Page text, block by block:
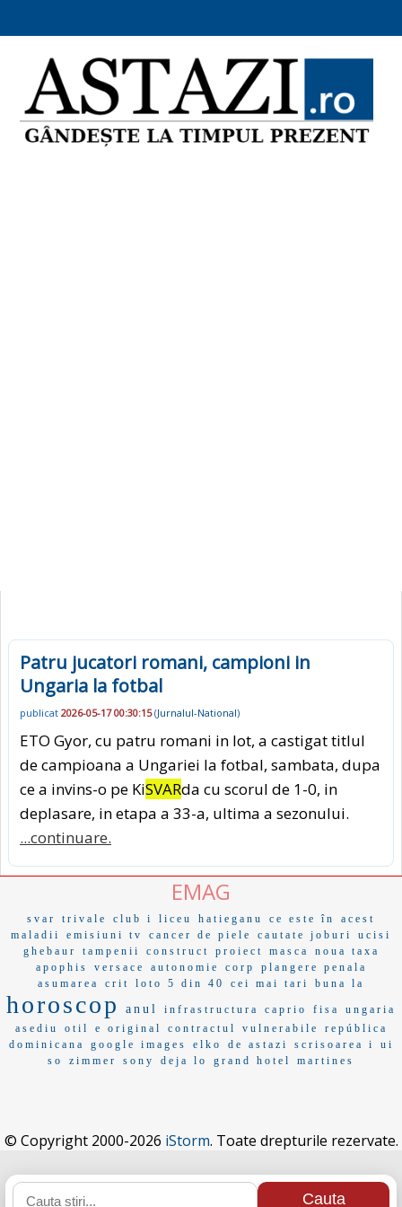
Patru jucatori romani, campioni in
Ungaria la fotbal
publicat 2026-05-17 00:30:15(Jurnalul-National)
ETO Gyor, cu patru romani in lot, a castigat titlul
de campioana a Ungariei la fotbal, sambata, dupa
ce a invins-o pe KiSVARda cu scorul de 1-0, in
deplasare, in etapa a 33-a, ultima a sezonului.
...continuare.
EMAG
svar trivale club i liceu hatieganu ce este în
acest
maladii
emisiuni tv cancer de piele cautate joburi
ucisi
ghebaur
tampenii construct proiect masca
noua taxa
apophis
versace autonomie corp
plangere penala
asumarea
crit loto 5 din 40 cei mai tari buna la
horoscop anul infrastructura caprio fisa
ungaria
asediu
otil e original contractul vulnerabile
república
dominicana
google images elko de astazi scrisoarea i
ui
so
zimmer sony deja lo grand hotel martines
© Copyright 2000-2026 iStorm. Toate drepturile rezervate.